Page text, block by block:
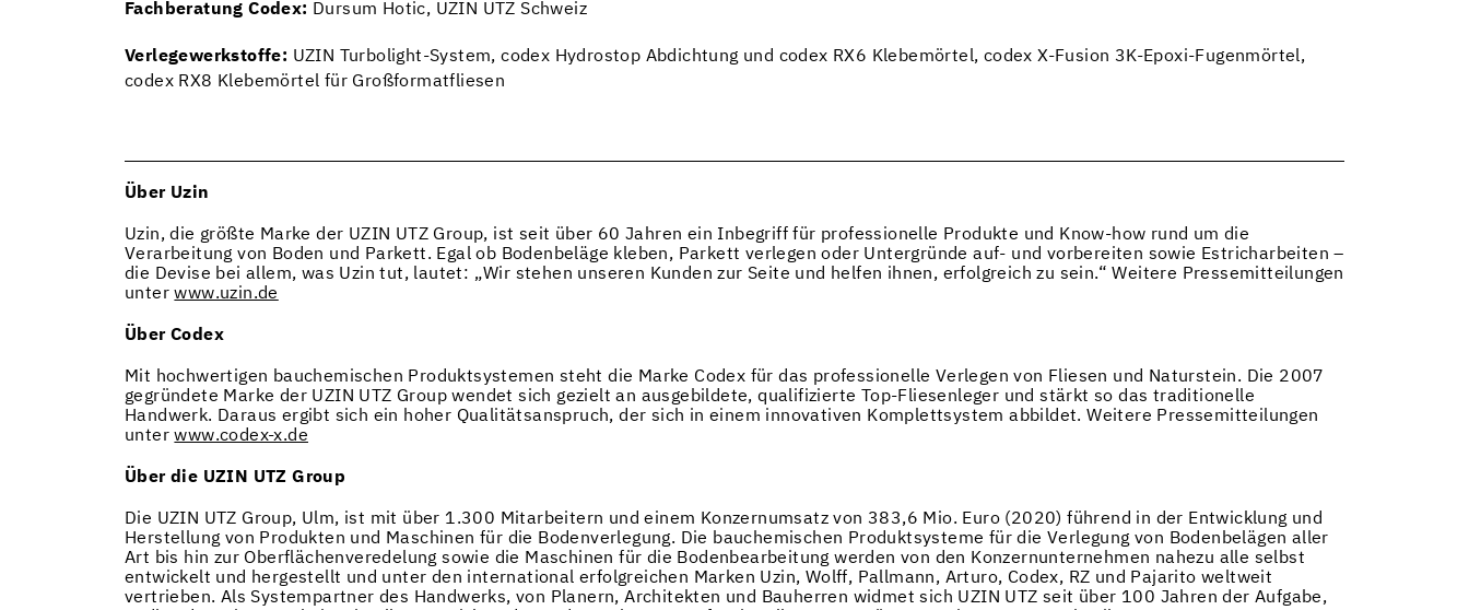
Fachberatung Codex: Dursum Hotic, UZIN UTZ Schweiz
Verlegewerkstoffe: UZIN Turbolight-System, codex Hydrostop Abdichtung und codex RX6 Klebemörtel, codex X-Fusion 3K-Epoxi-Fugenmörtel,
codex RX8 Klebemörtel für Großformatfliesen
Über Uzin
Uzin, die größte Marke der UZIN UTZ Group, ist seit über 60 Jahren ein Inbegriff für professionelle Produkte und Know-how rund um die
Verarbeitung von Boden und Parkett. Egal ob Bodenbeläge kleben, Parkett verlegen oder Untergründe auf- und vorbereiten sowie Estricharbeiten –
die Devise bei allem, was Uzin tut, lautet: „Wir stehen unseren Kunden zur Seite und helfen ihnen, erfolgreich zu sein.“ Weitere Pressemitteilungen
unterwww.uzin.de
Über Codex
Mit hochwertigen bauchemischen Produktsystemen steht die Marke Codex für das professionelle Verlegen von Fliesen und Naturstein. Die 2007
gegründete Marke der UZIN UTZ Group wendet sich gezielt an ausgebildete, qualifizierte Top-Fliesenleger und stärkt so das traditionelle
Handwerk. Daraus ergibt sich ein hoher Qualitätsanspruch, der sich in einem innovativen Komplettsystem abbildet. Weitere Pressemitteilungen
unterwww.codex-x.de
Über die UZIN UTZ Group
Die UZIN UTZ Group, Ulm, ist mit über 1.300 Mitarbeitern und einem Konzernumsatz von 383,6 Mio. Euro (2020) führend in der Entwicklung und
Herstellung von Produkten und Maschinen für die Bodenverlegung. Die bauchemischen Produktsysteme für die Verlegung von Bodenbelägen aller
Art bis hin zur Oberflächenveredelung sowie die Maschinen für die Bodenbearbeitung werden von den Konzernunternehmen nahezu alle selbst
entwickelt und hergestellt und unter den international erfolgreichen Marken Uzin, Wolff, Pallmann, Arturo, Codex, RZ und Pajarito weltweit
vertrieben. Als Systempartner des Handwerks, von Planern, Architekten und Bauherren widmet sich UZIN UTZ seit über 100 Jahren der Aufgabe,